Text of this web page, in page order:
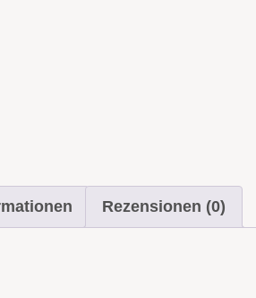
Rezensionen (0)